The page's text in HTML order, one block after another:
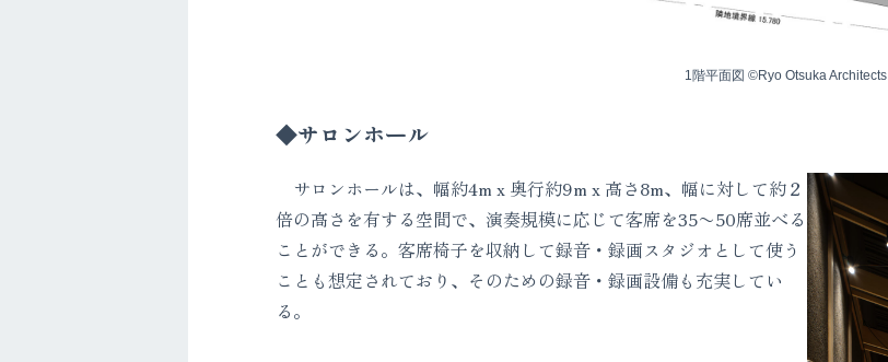
1階平面図 ©Ryo Otsuka Architects
◆サロンホール
サロンホールは、幅約4m x 奥行約9m x 高さ8m、幅に対して約２
倍の高さを有する空間で、演奏規模に応じて客席を35〜50席並べる
ことができる。客席椅子を収納して録音・録画スタジオとして使う
ことも想定されており、そのための録音・録画設備も充実してい
る。